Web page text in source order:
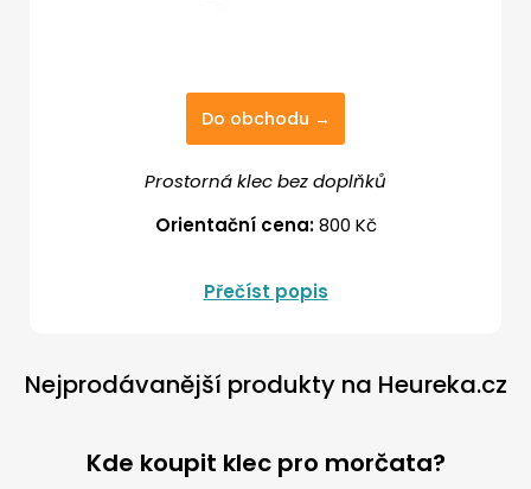
Do obchodu →
Prostorná klec bez doplňků
Orientační cena:800 Kč
Přečíst popis
Nejprodávanější produkty na Heureka.cz
Kde koupit klec pro morčata?